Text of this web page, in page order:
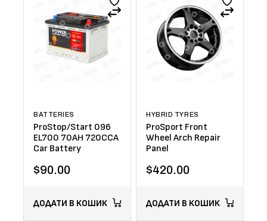
BATTERIES
ProStop/Start 096
EL700 70AH 720CCA
Car Battery
$90.00
ДОДАТИ В КОШИК
HYBRID TYRES
ProSport Front
Wheel Arch Repair
Panel
$420.00
ДОДАТИ В КОШИК